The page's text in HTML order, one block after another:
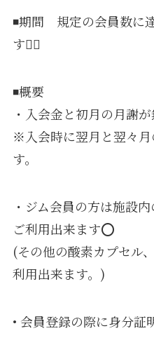
◾️期間 規定の会員数に
す🙇‍♂️
◾️概要
・入会金と初月の月謝
※入会時に翌月と翌々
す。
・ジム会員の方は施設
ご利用出来ます⭕️
(その他の酸素カプセル
利用出来ます。)
• 会員登録の際に身分証